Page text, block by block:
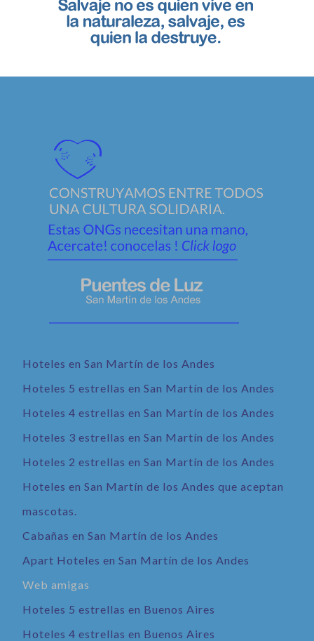
Hoteles en San Martín de los Andes
Hoteles 5 estrellas en San Martín de los Andes
Hoteles 4 estrellas en San Martín de los Andes
Hoteles 3 estrellas en San Martín de los Andes
Hoteles 2 estrellas en San Martín de los Andes
Hoteles en San Martín de los Andes que aceptan
mascotas.
Cabañas en San Martín de los Andes
Apart Hoteles en San Martín de los Andes
Web amigas
Hoteles 5 estrellas en Buenos Aires
Hoteles 4 estrellas en Buenos Aires